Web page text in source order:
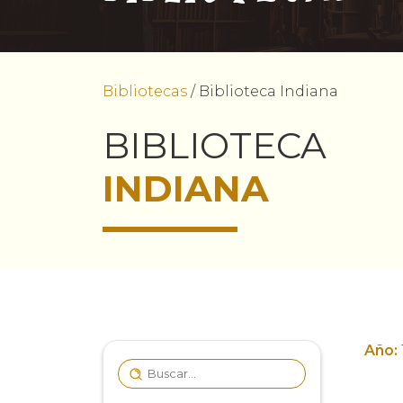
Bibliotecas / Biblioteca Indiana
BIBLIOTECA
INDIANA
Año: